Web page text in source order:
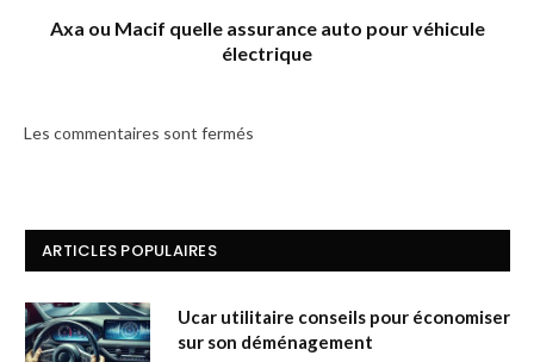
Axa ou Macif quelle assurance auto pour véhicule
électrique
Les commentaires sont fermés
ARTICLES POPULAIRES
Ucar utilitaire conseils pour économiser
sur son déménagement